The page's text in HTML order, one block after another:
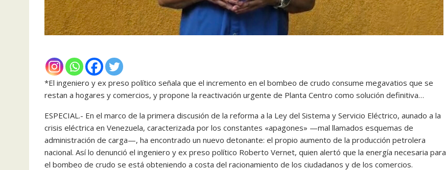
*El ingeniero y ex preso político señala que el incremento en el bombeo de crudo consume megavatios que se
restan a hogares y comercios, y propone la reactivación urgente de Planta Centro como solución definitiva…
ESPECIAL.- En el marco de la primera discusión de la reforma a la Ley del Sistema y Servicio Eléctrico, aunado a la
crisis eléctrica en Venezuela, caracterizada por los constantes «apagones» —mal llamados esquemas de
administración de carga—, ha encontrado un nuevo detonante: el propio aumento de la producción petrolera
nacional. Así lo denunció el ingeniero y ex preso político Roberto Vernet, quien alertó que la energía necesaria para
el bombeo de crudo se está obteniendo a costa del racionamiento de los ciudadanos y de los comercios.